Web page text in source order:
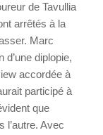
de Tavullia
arrêtés à la
Marc
diplopie,
accordée à
participé à
que
l’autre. Avec